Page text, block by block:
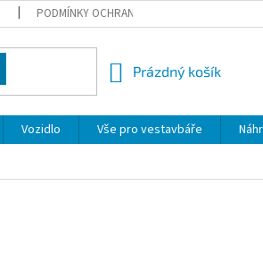
PODMÍNKY OCHRANY OSOBNÍCH ÚDAJŮ
NÁKUPNÍ
Prázdný košík
Vozidlo Vše pro vestavbáře